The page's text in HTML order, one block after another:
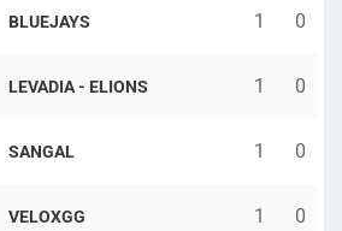
BLUEJAYS 1 0
LEVADIA - ELIONS 1 0
SANGAL 1 0
VELOXGG 1 0